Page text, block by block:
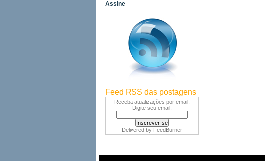
Assine
Feed RSS das postagens
Receba atualizações por email.
Digite seu email:
Delivered by FeedBurner